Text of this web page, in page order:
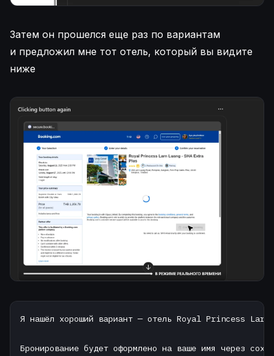
Затем он прошелся еще раз по вариантам
и предложил мне тот отель, который вы видите
ниже
Я нашёл хороший вариант — отель Royal Princess Larn
Бронирование будет оформлено на ваше имя через